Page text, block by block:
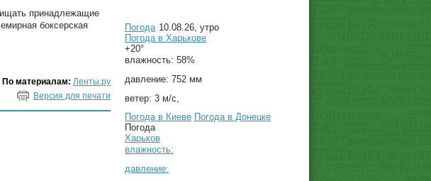
принадлежащие
боксерская
По материалам: Ленты.ру
Версия для печати
Погода 10.08.26, утро
Погода в Харькове
+20°
влажность: 58%
давление: 752 мм
ветер: 3 м/с,
Погода в Киеве Погода в Донецке
Погода
Харьков
влажность:
давление: